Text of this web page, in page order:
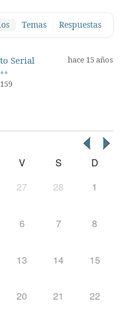
Temas Respuestas
Serial hace 15 años
V S
D
27 28 1
6 7 8
13 14 15
20 21 22